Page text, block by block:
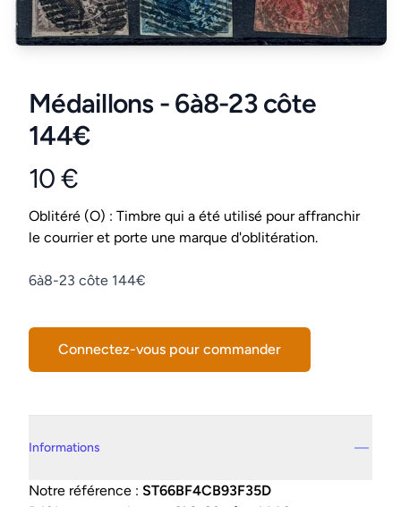
Médaillons - 6à8-23 côte
144€
Product information
10 €
Conditions
Oblitéré (O) : Timbre qui a été utilisé pour affranchir
le courrier et porte une marque d'oblitération.
Description
6à8-23 côte 144€
Connectez-vous pour commander
Informations
Notre référence : ST66BF4CB93F35D